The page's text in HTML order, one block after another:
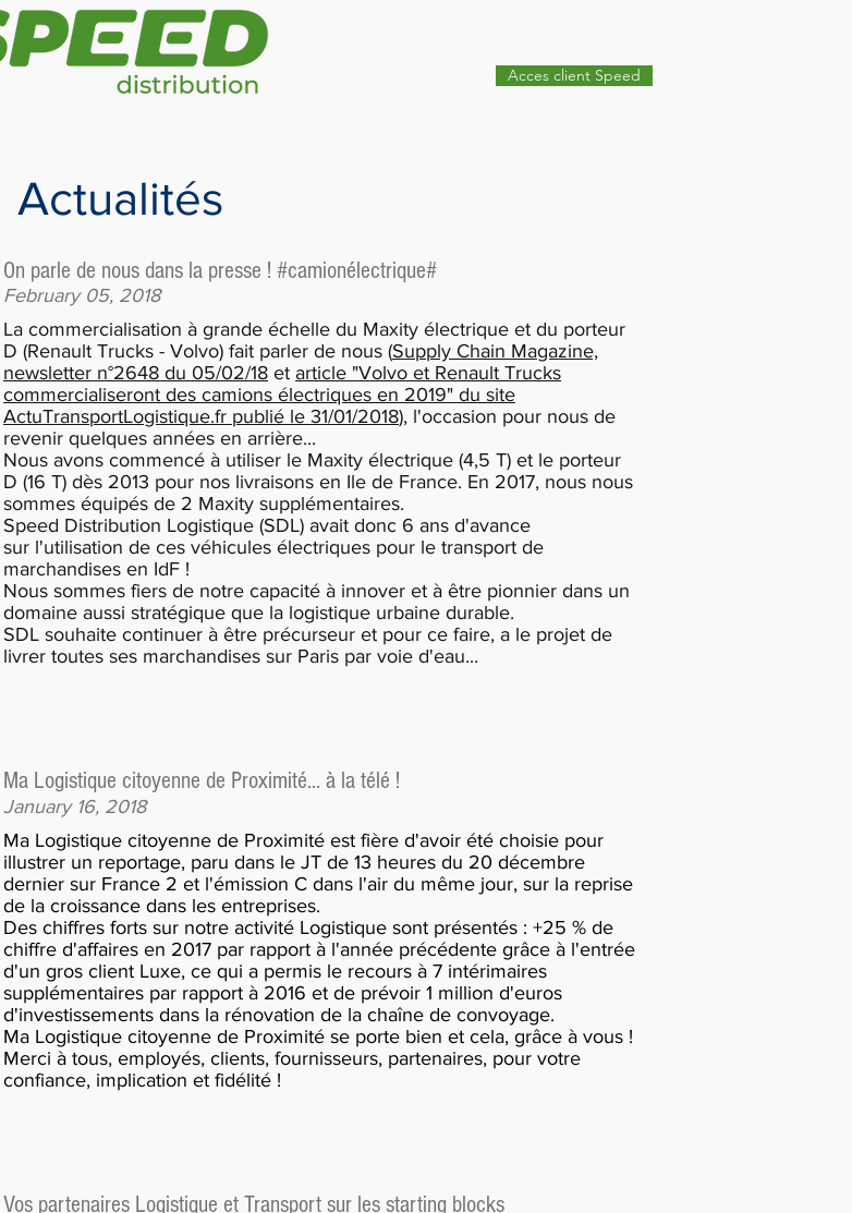
Acces client Speed
Actualités
On parle de nous dans la presse ! #camionélectrique#
February 05, 2018
La commercialisation à grande échelle du Maxity électrique et du porteur
D (Renault Trucks - Volvo) fait parler de nous (Supply Chain Magazine,
newsletter n°2648 du 05/02/18 et article "Volvo et Renault Trucks
commercialiseront des camions électriques en 2019" du site
ActuTransportLogistique.fr publié le 31/01/2018), l'occasion pour nous de
revenir quelques années en arrière...
Nous avons commencé à utiliser le Maxity électrique (4,5 T) et le porteur
D (16 T) dès 2013 pour nos livraisons en Ile de France. En 2017, nous nous
sommes équipés de 2 Maxity supplémentaires.
Speed Distribution Logistique (SDL) avait donc 6 ans d'avance
sur l'utilisation de ces véhicules électriques pour le transport de
marchandises en IdF !
Nous sommes fiers de notre capacité à innover et à être pionnier dans un
domaine aussi stratégique que la logistique urbaine durable.
SDL souhaite continuer à être précurseur et pour ce faire, a le projet de
livrer toutes ses marchandises sur Paris par voie d'eau...
Ma Logistique citoyenne de Proximité... à la télé !
January 16, 2018
Ma Logistique citoyenne de Proximité est fière d'avoir été choisie pour
illustrer un reportage, paru dans le JT de 13 heures du 20 décembre
dernier sur France 2 et l'émission C dans l'air du même jour, sur la reprise
de la croissance dans les entreprises.
Des chiffres forts sur notre activité Logistique sont présentés : +25 % de
chiffre d'affaires en 2017 par rapport à l'année précédente grâce à l'entrée
d'un gros client Luxe, ce qui a permis le recours à 7 intérimaires
supplémentaires par rapport à 2016 et de prévoir 1 million d'euros
d'investissements dans la rénovation de la chaîne de convoyage.
Ma Logistique citoyenne de Proximité se porte bien et cela, grâce à vous !
Merci à tous, employés, clients, fournisseurs, partenaires, pour votre
confiance, implication et fidélité !
Vos partenaires Logistique et Transport sur les starting blocks